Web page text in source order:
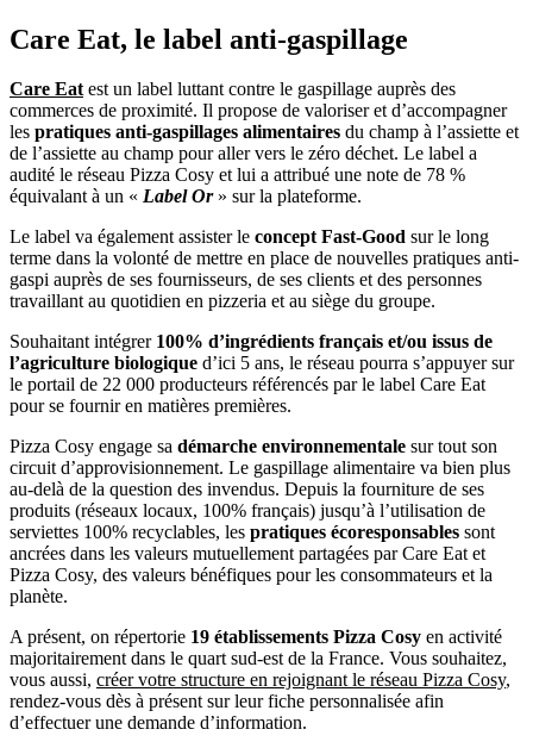
Care Eat, le label anti-gaspillage
Care Eatest un label luttant contre le gaspillage auprès des
commerces de proximité. Il propose de valoriser et d’accompagner
les pratiques anti-gaspillages alimentaires du champ à l’assiette et
de l’assiette au champ pour aller vers le zéro déchet. Le label a
audité le réseau Pizza Cosy et lui a attribué une note de 78 %
équivalant à un « Label Or» sur la plateforme.
Le label va également assister le concept Fast-Good sur le long
terme dans la volonté de mettre en place de nouvelles pratiques anti-
gaspi auprès de ses fournisseurs, de ses clients et des personnes
travaillant au quotidien en pizzeria et au siège du groupe.
Souhaitant intégrer 100% d’ingrédients français et/ou issus de
l’agriculture biologique d’ici 5 ans, le réseau pourra s’appuyer sur
le portail de 22 000 producteurs référencés par le label Care Eat
pour se fournir en matières premières.
Pizza Cosy engage sa démarche environnementale sur tout son
circuit d’approvisionnement. Le gaspillage alimentaire va bien plus
au-delà de la question des invendus. Depuis la fourniture de ses
produits (réseaux locaux, 100% français) jusqu’à l’utilisation de
serviettes 100% recyclables, les pratiques écoresponsables sont
ancrées dans les valeurs mutuellement partagées par Care Eat et
Pizza Cosy, des valeurs bénéfiques pour les consommateurs et la
planète.
A présent, on répertorie 19 établissements Pizza Cosy en activité
majoritairement dans le quart sud-est de la France. Vous souhaitez,
vous aussi, créer votre structure en rejoignant le réseau Pizza Cosy,
rendez-vous dès à présent sur leur fiche personnalisée afin
d’effectuer une demande d’information.